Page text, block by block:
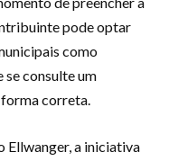
pode optar
como
se consulte um
correta.
Ellwanger, a iniciativa